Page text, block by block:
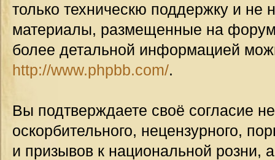
только техническю поддержку и не
материалы, размещенные на
более детальной информацией
http://www.phpbb.com/.
Вы подтверждаете своё согласие
оскорбительного, нецензурного,
и призывов к национальной розни,